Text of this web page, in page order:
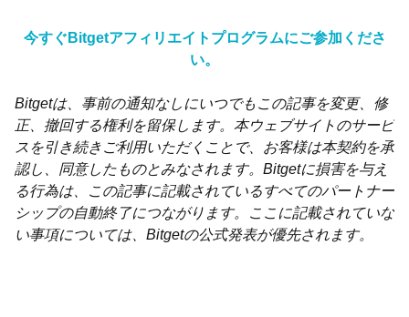
今すぐBitgetアフィリエイトプログラムにご参加くださ
い。
Bitgetは、事前の通知なしにいつでもこの記事を変更、修
正、撤回する権利を留保します。本ウェブサイトのサービ
スを引き続きご利用いただくことで、お客様は本契約を承
認し、同意したものとみなされます。Bitgetに損害を与え
る行為は、この記事に記載されているすべてのパートナー
シップの自動終了につながります。ここに記載されていな
い事項については、Bitgetの公式発表が優先されます。